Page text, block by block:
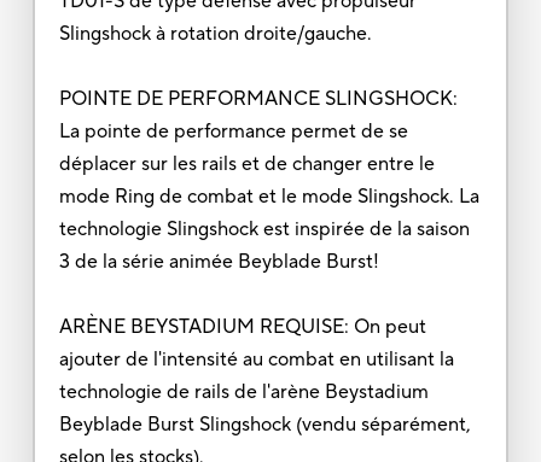
Slingshock à rotation droite/gauche.
POINTE DE PERFORMANCE SLINGSHOCK:
La pointe de performance permet de se
déplacer sur les rails et de changer entre le
mode Ring de combat et le mode Slingshock. La
technologie Slingshock est inspirée de la saison
3 de la série animée Beyblade Burst!
ARÈNE BEYSTADIUM REQUISE: On peut
ajouter de l'intensité au combat en utilisant la
technologie de rails de l'arène Beystadium
Beyblade Burst Slingshock (vendu séparément,
selon les stocks).